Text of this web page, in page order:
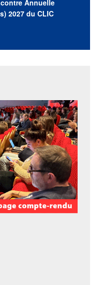
Annuelle
2027 du CLIC